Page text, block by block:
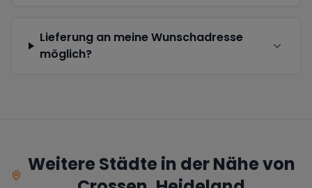
Lieferung an meine Wunschadresse
möglich?
Weitere Städte in der Nähe von